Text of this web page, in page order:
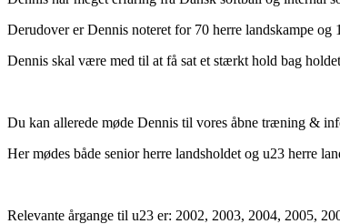
Derudover er Dennis noteret for 70 herre landskampe og
Dennis skal være med til at få sat et stærkt hold bag
Du kan allerede møde Dennis til vores åbne træning &
Her mødes både senior herre landsholdet og u23 herre
Relevante årgange til u23 er: 2002, 2003, 2004, 2005,